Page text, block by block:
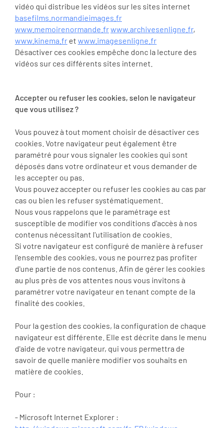
vidéo qui distribue les vidéos sur les sites internet
basefilms.normandieimages.fr
www.memoirenormande.frwww.archivesenligne.fr,
www.kinema.fr et www.imagesenligne.fr
Désactiver ces cookies empêche donc la lecture des
vidéos sur ces différents sites internet.
Accepter ou refuser les cookies, selon le navigateur
que vous utilisez ?
Vous pouvez à tout moment choisir de désactiver ces
cookies. Votre navigateur peut également être
paramétré pour vous signaler les cookies qui sont
déposés dans votre ordinateur et vous demander de
les accepter ou pas.
Vous pouvez accepter ou refuser les cookies au cas par
cas ou bien les refuser systématiquement.
Nous vous rappelons que le paramétrage est
susceptible de modifier vos conditions d'accès à nos
contenus nécessitant l'utilisation de cookies.
Si votre navigateur est configuré de manière à refuser
l'ensemble des cookies, vous ne pourrez pas profiter
d'une partie de nos contenus. Afin de gérer les cookies
au plus près de vos attentes nous vous invitons à
paramétrer votre navigateur en tenant compte de la
finalité des cookies.
Pour la gestion des cookies, la configuration de chaque
navigateur est différente. Elle est décrite dans le menu
d'aide de votre navigateur, qui vous permettra de
savoir de quelle manière modifier vos souhaits en
matière de cookies.
Pour :
- Microsoft Internet Explorer :